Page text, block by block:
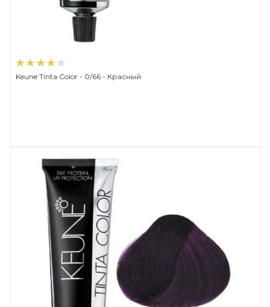
Keune Tinta Color - 0/66 - Красный